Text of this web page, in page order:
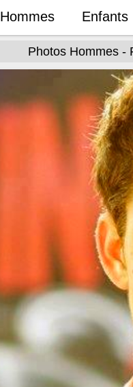
Hommes Enfants
Photos Hommes -